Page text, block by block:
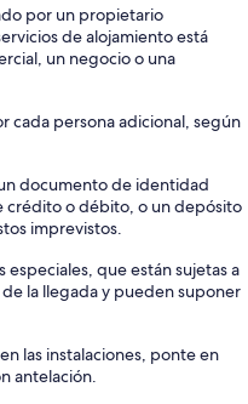
por un propietario
de alojamiento está
un negocio o una
cada persona adicional, según
documento de identidad
crédito o débito, o un depósito
imprevistos.
especiales, que están sujetas a
la llegada y pueden suponer
las instalaciones, ponte en
antelación.